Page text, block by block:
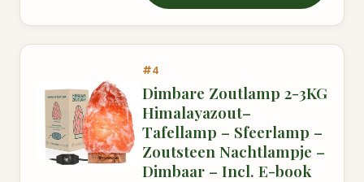
#4
Dimbare Zoutlamp 2-3KG
Himalayazout–
Tafellamp – Sfeerlamp –
Zoutsteen Nachtlampje –
Dimbaar – Incl. E-book